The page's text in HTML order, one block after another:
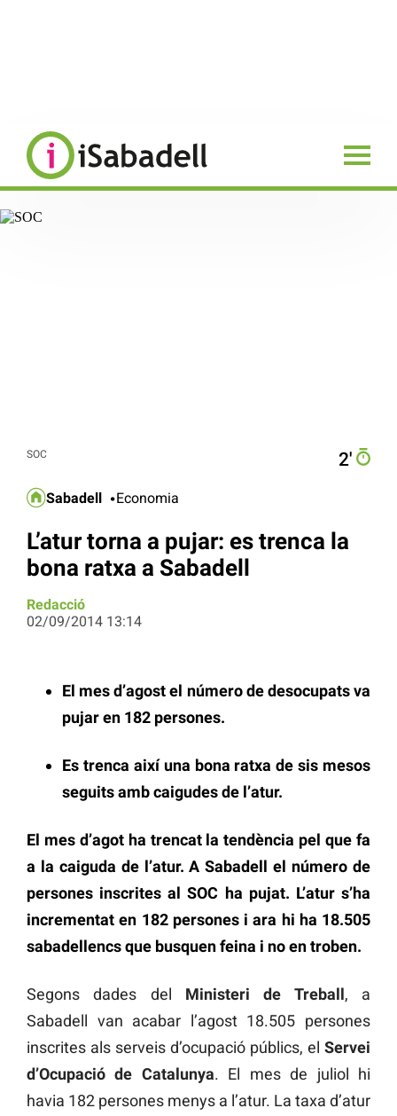
SOC 2′
Sabadell Economia
L’atur torna a pujar: es trenca la
bona ratxa a Sabadell
Redacció
02/09/2014 13:14
El mes d’agost el número de desocupats va
pujar en 182 persones.
Es trenca així una bona ratxa de sis mesos
seguits amb caigudes de l’atur.
El mes d’agot ha trencat la tendència pel que fa
a la caiguda de l’atur. A Sabadell el número de
persones inscrites al SOC ha pujat. L’atur s’ha
incrementat en 182 persones i ara hi ha 18.505
sabadellencs que busquen feina i no en troben.
Segons dades del Ministeri de Treball, a
Sabadell van acabar l’agost 18.505 persones
inscrites als serveis d’ocupació públics, el Servei
d’Ocupació de Catalunya. El mes de juliol hi
havia 182 persones menys a l’atur. La taxa d’atur